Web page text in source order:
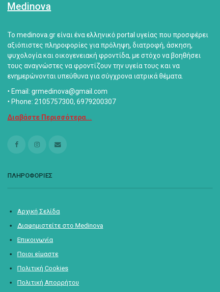
Medinova
Το medinova.gr είναι ένα ελληνικό portal υγείας που προσφέρει
αξιόπιστες πληροφορίες για πρόληψη, διατροφή, άσκηση,
ψυχολογία και οικογενειακή φροντίδα, με στόχο να βοηθήσει
τους αναγνώστες να φροντίζουν την υγεία τους και να
ενημερώνονται υπεύθυνα για σύγχρονα ιατρικά θέματα.
• Email: grmedinova@gmail.com
• Phone: 2105757300, 6979200307
Διαβάστε Περισσότερα...
ΠΛΗΡΟΦΟΡΙΕΣ
Αρχική Σελίδα
Διαφημιστείτε στο Medinova
Επικοινωνία
Ποιοι είμαστε
Πολιτική Cookies
Πολιτική Απορρήτου